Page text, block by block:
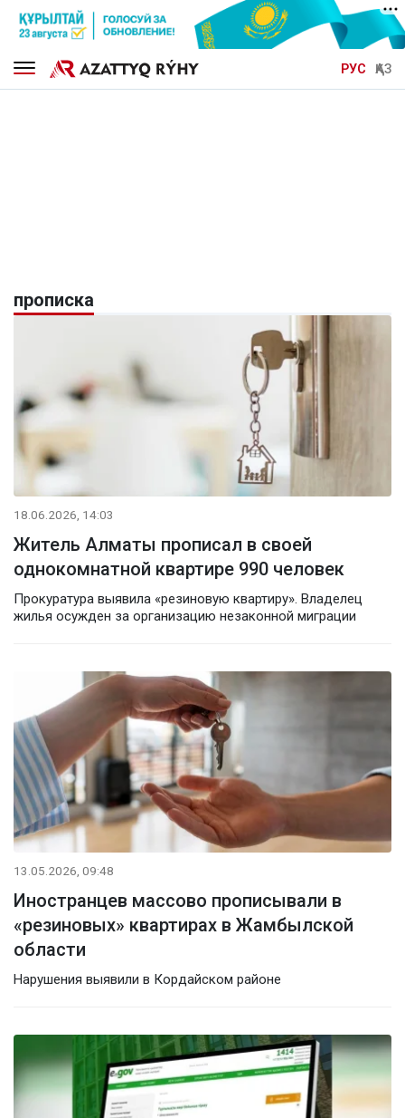
РУС ҚАЗ
прописка
18.06.2026, 14:03
Житель Алматы прописал в своей
однокомнатной квартире 990 человек
Прокуратура выявила «резиновую квартиру». Владелец
жилья осужден за организацию незаконной миграции
13.05.2026, 09:48
Иностранцев массово прописывали в
«резиновых» квартирах в Жамбылской
области
Нарушения выявили в Кордайском районе